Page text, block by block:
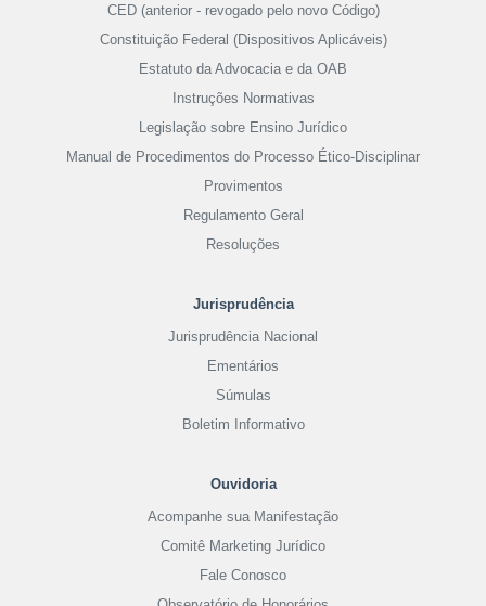
CED (anterior - revogado pelo novo Código)
Constituição Federal (Dispositivos Aplicáveis)
Estatuto da Advocacia e da OAB
Instruções Normativas
Legislação sobre Ensino Jurídico
Manual de Procedimentos do Processo Ético-Disciplinar
Provimentos
Regulamento Geral
Resoluções
Jurisprudência
Jurisprudência Nacional
Ementários
Súmulas
Boletim Informativo
Ouvidoria
Acompanhe sua Manifestação
Comitê Marketing Jurídico
Fale Conosco